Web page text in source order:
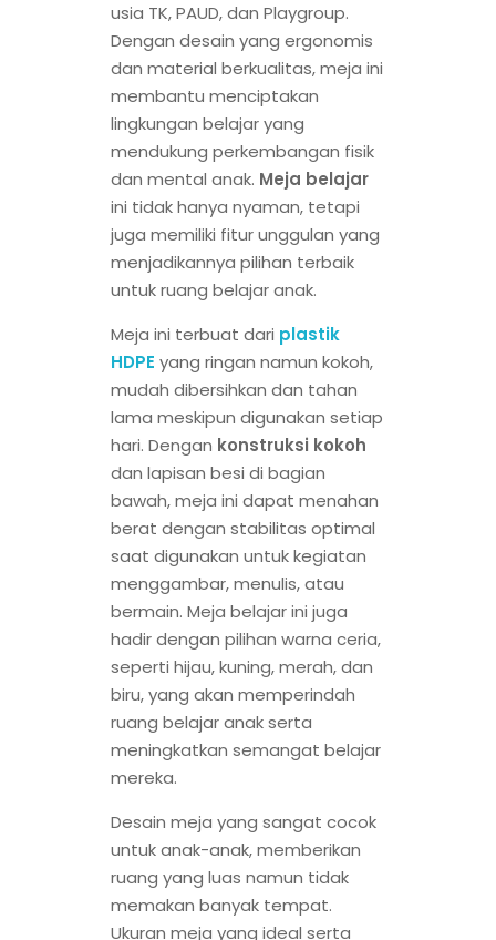
usia TK, PAUD, dan Playgroup.
Dengan desain yang ergonomis
dan material berkualitas, meja ini
membantu menciptakan
lingkungan belajar yang
mendukung perkembangan fisik
dan mental anak. Meja belajar
ini tidak hanya nyaman, tetapi
juga memiliki fitur unggulan yang
menjadikannya pilihan terbaik
untuk ruang belajar anak.
Meja ini terbuat dari plastik
HDPE yang ringan namun kokoh,
mudah dibersihkan dan tahan
lama meskipun digunakan setiap
hari. Dengan konstruksi kokoh
dan lapisan besi di bagian
bawah, meja ini dapat menahan
berat dengan stabilitas optimal
saat digunakan untuk kegiatan
menggambar, menulis, atau
bermain. Meja belajar ini juga
hadir dengan pilihan warna ceria,
seperti hijau, kuning, merah, dan
biru, yang akan memperindah
ruang belajar anak serta
meningkatkan semangat belajar
mereka.
Desain meja yang sangat cocok
untuk anak-anak, memberikan
ruang yang luas namun tidak
memakan banyak tempat.
Ukuran meja yang ideal serta